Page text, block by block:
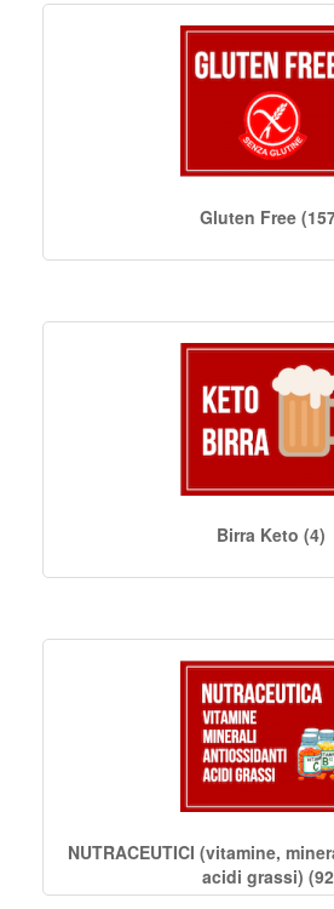
Gluten Free
Birra Keto (4)
NUTRACEUTICI (vitamine,
acidi grassi)